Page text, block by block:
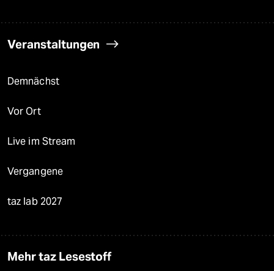
Veranstaltungen
Demnächst
Vor Ort
Live im Stream
Vergangene
taz lab 2027
Mehr taz Lesestoff